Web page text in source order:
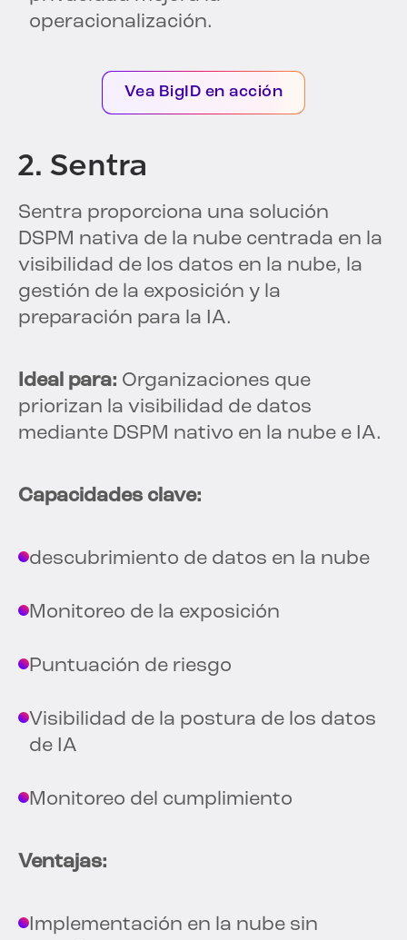
operacionalización.
Vea BigID en acción
2. Sentra
Sentra proporciona una solución
DSPM nativa de la nube centrada en la
visibilidad de los datos en la nube, la
gestión de la exposición y la
preparación para la IA.
Ideal para: Organizaciones que
priorizan la visibilidad de datos
mediante DSPM nativo en la nube e IA.
Capacidades clave:
descubrimiento de datos en la nube
Monitoreo de la exposición
Puntuación de riesgo
Visibilidad de la postura de los datos
de IA
Monitoreo del cumplimiento
Ventajas:
Implementación en la nube sin